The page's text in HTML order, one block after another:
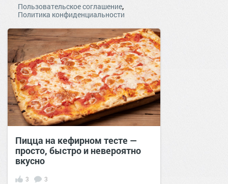
Пользовательское соглашение,
Политика конфиденциальности
Пицца на кефирном тесте —
просто, быстро и невероятно
вкусно
3 3